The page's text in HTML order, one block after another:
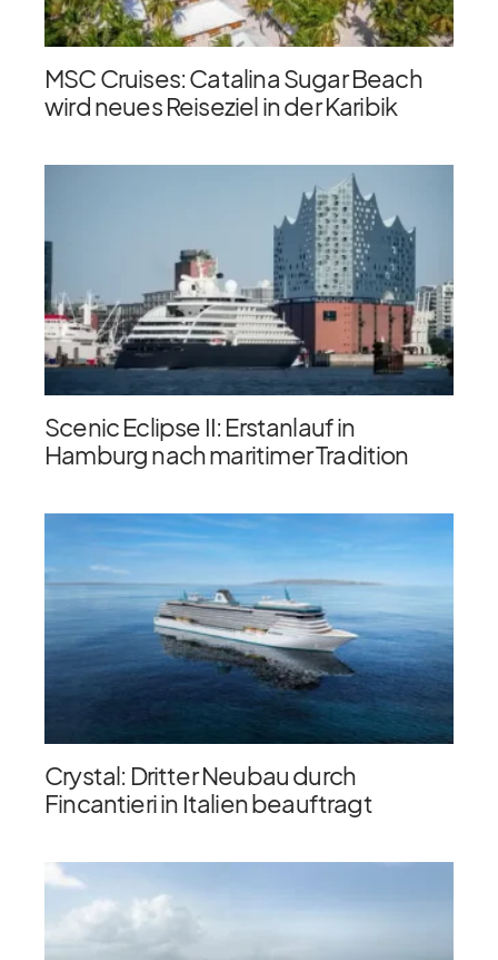
MSC Cruises: Catalina Sugar Beach
wird neues Reiseziel in der Karibik
Scenic Eclipse II: Erstanlauf in
Hamburg nach maritimer Tradition
Crystal: Dritter Neubau durch
Fincantieri in Italien beauftragt